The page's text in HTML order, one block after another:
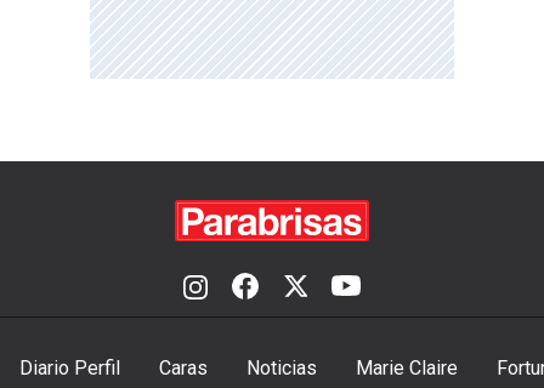
Diario Perfil Caras Noticias Marie Claire